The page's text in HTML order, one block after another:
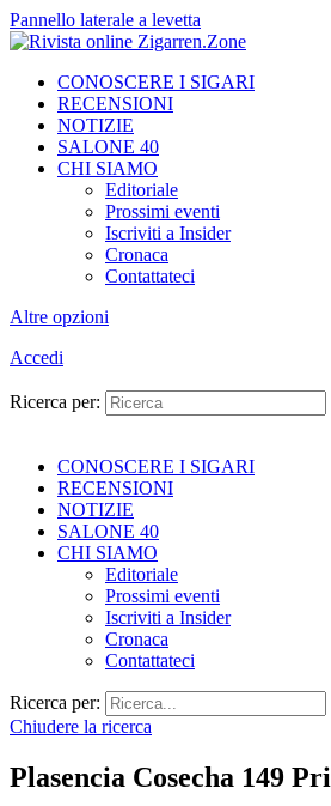
Pannello laterale a levetta
CONOSCERE I SIGARI
RECENSIONI
NOTIZIE
SALONE 40
CHI SIAMO
Editoriale
Prossimi eventi
Iscriviti a Insider
Cronaca
Contattateci
Altre opzioni
Accedi
Ricerca per:
CONOSCERE I SIGARI
RECENSIONI
NOTIZIE
SALONE 40
CHI SIAMO
Editoriale
Prossimi eventi
Iscriviti a Insider
Cronaca
Contattateci
Ricerca per:
Chiudere la ricerca
Plasencia Cosecha 149